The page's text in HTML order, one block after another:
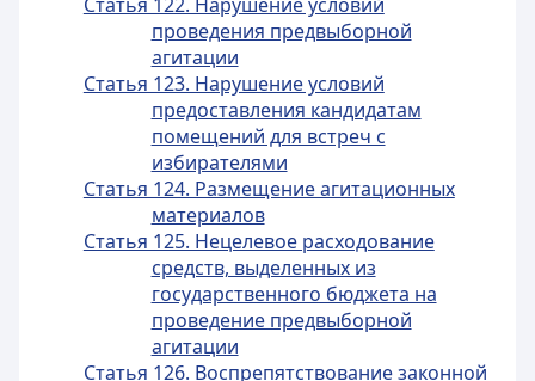
проведения предвыборной
агитации
Статья 123. Нарушение условий
предоставления кандидатам
помещений для встреч с
избирателями
Статья 124. Размещение агитационных
материалов
Статья 125. Нецелевое расходование
средств, выделенных из
государственного бюджета на
проведение предвыборной
агитации
Статья 126. Воспрепятствование законной